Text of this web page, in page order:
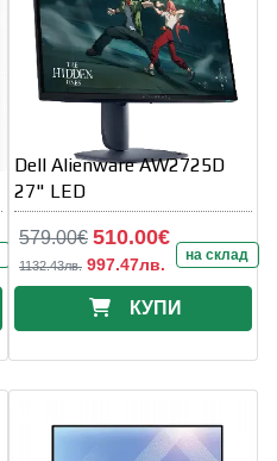
Dell Alienware AW2725D
27" LED
579.00€ 510.00€
1132.43лв. 997.47лв. на склад
КУПИ